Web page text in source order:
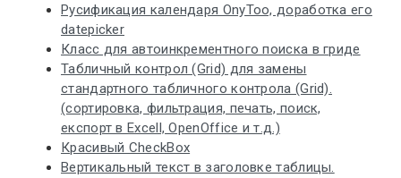
Русификация календаря OnyToo, доработка его
datepicker
Класс для автоинкрементного поиска в гриде
Табличный контрол (Grid) для замены
стандартного табличного контрола (Grid).
(сортировка, фильтрация, печать, поиск,
експорт в Excell, OpenOffice и т.д.)
Красивый CheckBox
Вертикальный текст в заголовке таблицы.